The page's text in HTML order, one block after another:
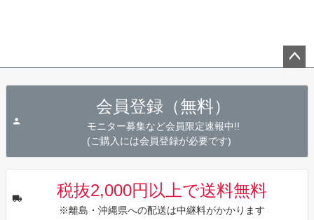
会員登録（無料）
モニター募集など会員限定速報中!!
(ご購入には会員登録が必要です)
税抜2,000円以上で送料無料
※離島・沖縄県への配送は中継料がかかります